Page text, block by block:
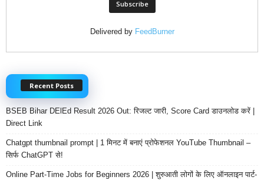
Delivered by FeedBurner
Recent Posts
BSEB Bihar DElEd Result 2026 Out: रिजल्ट जारी, Score Card डाउनलोड करें |
Direct Link
Chatgpt thumbnail prompt | 1 मिनट में बनाएं प्रोफेशनल YouTube Thumbnail –
सिर्फ ChatGPT से!
Online Part-Time Jobs for Beginners 2026 | शुरुआती लोगों के लिए ऑनलाइन पार्ट-